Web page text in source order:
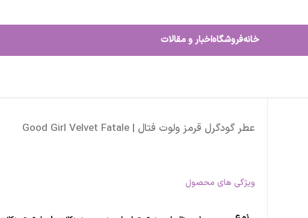
خانهفروشگاهاخبار و مقالات
عطر گودگرل قرمز ولوت فتال | Good Girl Velvet Fatale
ویژگی های محصول